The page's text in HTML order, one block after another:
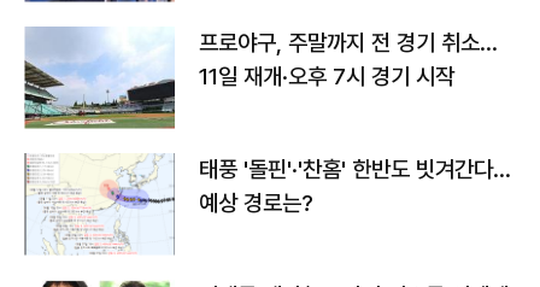
프로야구, 주말까지 전 경기 취소…
11일 재개·오후 7시 경기 시작
태풍 '돌핀'·'찬홈' 한반도 빗겨간다…
예상 경로는?